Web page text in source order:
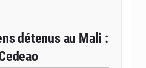
détenus au Mali :